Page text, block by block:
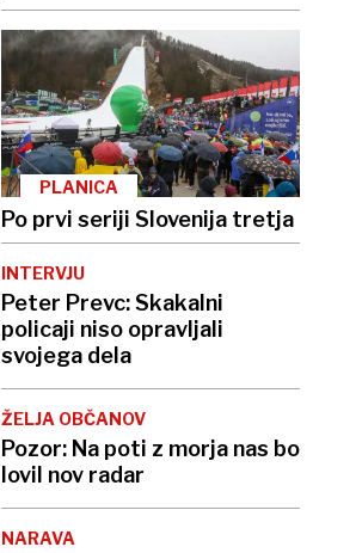
PLANICA
Po prvi seriji Slovenija tretja
INTERVJU
Peter Prevc: Skakalni
policaji niso opravljali
svojega dela
ŽELJA OBČANOV
Pozor: Na poti z morja nas bo
lovil nov radar
NARAVA